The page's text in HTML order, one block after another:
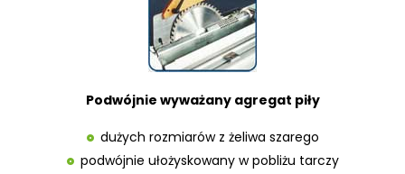
Podwójnie wyważany agregat piły
dużych rozmiarów z żeliwa szarego
podwójnie ułożyskowany w pobliżu tarczy